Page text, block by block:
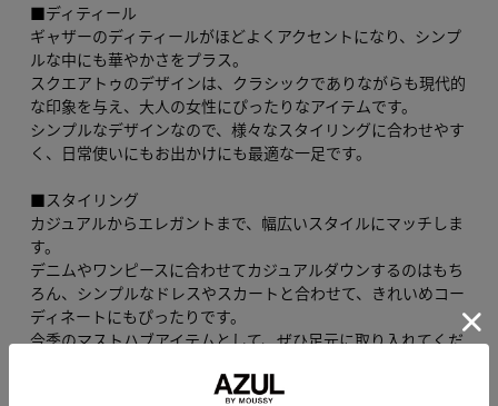
■ディティール
ギャザーのディティールがほどよくアクセントになり、シンプ
ルな中にも華やかさをプラス。
スクエアトゥのデザインは、クラシックでありながらも現代的
な印象を与え、大人の女性にぴったりなアイテムです。
シンプルなデザインなので、様々なスタイリングに合わせやす
く、日常使いにもお出かけにも最適な一足です。
■スタイリング
カジュアルからエレガントまで、幅広いスタイルにマッチしま
す。
デニムやワンピースに合わせてカジュアルダウンするのはもち
ろん、シンプルなドレスやスカートと合わせて、きれいめコー
ディネートにもぴったりです。
今季のマストハブアイテムとして、ぜひ足元に取り入れてくだ